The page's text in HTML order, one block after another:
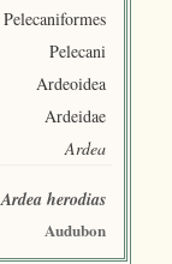
Pelecaniformes
Pelecani
Ardeoidea
Ardeidae
Ardea
Ardea herodias
Audubon